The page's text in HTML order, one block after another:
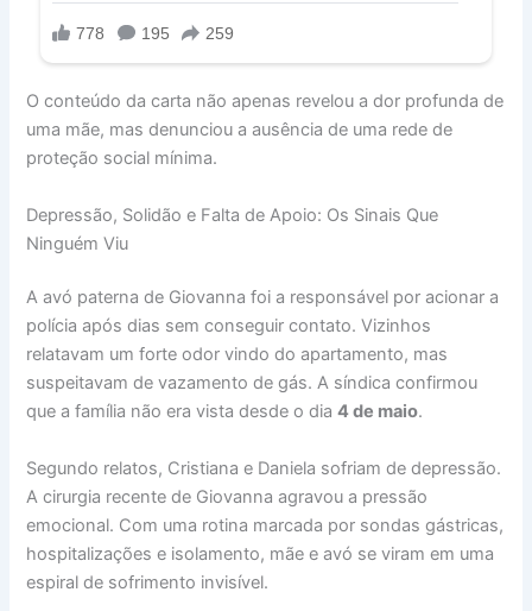
O conteúdo da carta não apenas revelou a dor profunda de
uma mãe, mas denunciou a ausência de uma rede de
proteção social mínima.
Depressão, Solidão e Falta de Apoio: Os Sinais Que
Ninguém Viu
A avó paterna de Giovanna foi a responsável por acionar a
polícia após dias sem conseguir contato. Vizinhos
relatavam um forte odor vindo do apartamento, mas
suspeitavam de vazamento de gás. A síndica confirmou
que a família não era vista desde o dia4 de maio.
Segundo relatos, Cristiana e Daniela sofriam de depressão.
A cirurgia recente de Giovanna agravou a pressão
emocional. Com uma rotina marcada por sondas gástricas,
hospitalizações e isolamento, mãe e avó se viram em uma
espiral de sofrimento invisível.